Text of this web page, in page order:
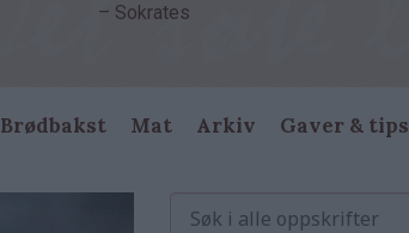
– Sokrates
Brødbakst Mat Arkiv Gaver & tips